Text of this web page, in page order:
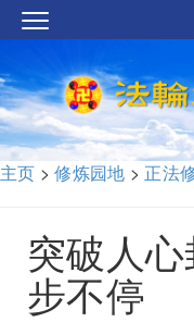
主页 >修炼园地 > 正法
突破人
步不停